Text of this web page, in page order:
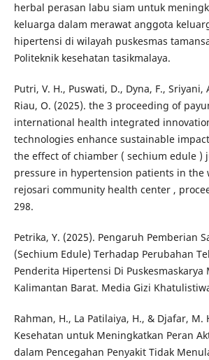
herbal perasan labu siam untuk
keluarga dalam merawat anggota
hipertensi di wilayah puskesmas
Politeknik kesehatan tasikmalaya.
Putri, V. H., Puswati, D., Dyna, F., Sriyani,
Riau, O. (2025). the 3 proceeding of
international health integrated
technologies enhance sustainable
the effect of chiamber ( sechium edule )
pressure in hypertension patients in the
rejosari community health center ,
298.
Petrika, Y. (2025). Pengaruh Pemberian
(Sechium Edule) Terhadap Perubahan
Penderita Hipertensi Di Puskesmaskarya
Kalimantan Barat. Media Gizi
Rahman, H., La Patilaiya, H., & Djafar, M.
Kesehatan untuk Meningkatkan Peran
dalam Pencegahan Penyakit Tidak